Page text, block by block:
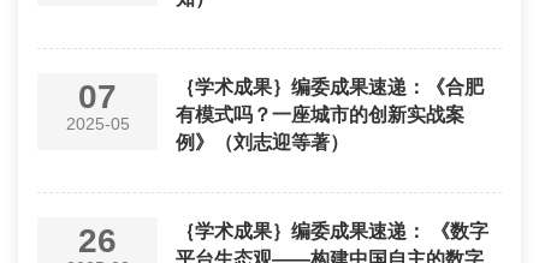
07
2025-05
｛学术成果｝编委成果速递：《合肥
有模式吗？一座城市的创新实战案
例》（刘志迎等著）
26
｛学术成果｝编委成果速递： 《数字
平台生态观——构建中国自主的数字